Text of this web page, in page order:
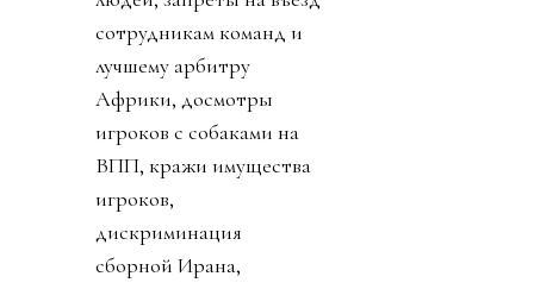
сотрудникам команд и
лучшему арбитру
Африки, досмотры
игроков с собаками на
ВПП, кражи имущества
игроков,
дискриминация
сборной Ирана,